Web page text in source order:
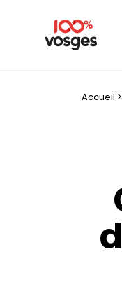
Accueil >